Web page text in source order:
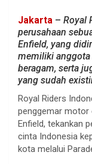
Jakarta – Royal
perusahaan
Enfield, yang
memiliki
beragam, serta
yang sudah
Royal Riders
penggemar motor
Enfield, tekankan
cinta Indonesia
kota melalui